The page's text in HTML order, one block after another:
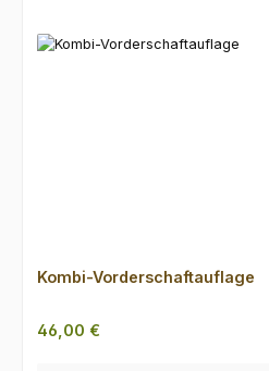
Kombi-Vorderschaftauflage
Regulärer Preis:
46,00 €